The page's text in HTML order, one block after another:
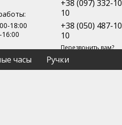
18:00
+38 (097) 332-
10
+38 (050) 487-
10
Перезвонить вам?
часы Ручки